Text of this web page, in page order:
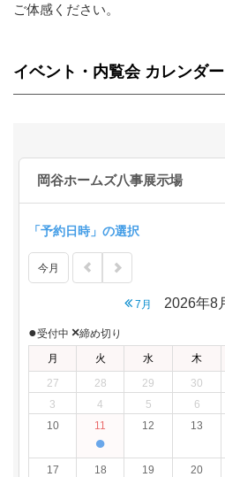
ご体感ください。
イベント・内覧会 カレンダー